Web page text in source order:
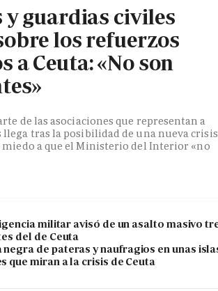
y guardias civiles
los refuerzos
a Ceuta: «No son
de las asociaciones que representan a
llega tras la posibilidad de una nueva crisis
a que el Ministerio del Interior «no
militar avisó de un asalto masivo
del de Ceuta
negra de pateras y naufragios en unas
que miran a la crisis de Ceuta